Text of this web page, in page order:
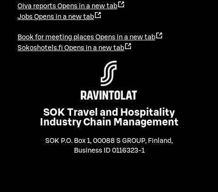
Oiva reports Opens in a new tab
Jobs Opens in a new tab
Book for meeting places Opens in a new tab
Sokoshotels.fi Opens in a new tab
SOK Travel and Hospitality
Industry Chain Management
SOK P.O. Box 1, 00088 S GROUP, Finland ,
Business ID 0116323-1